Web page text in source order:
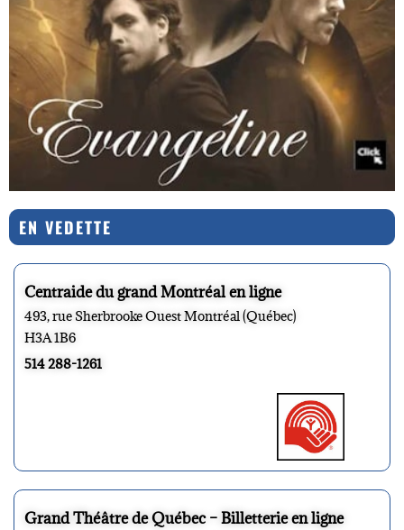
EN VEDETTE
Centraide du grand Montréal en ligne
493, rue Sherbrooke Ouest Montréal (Québec)
H3A 1B6
514 288-1261
Grand Théâtre de Québec – Billetterie en ligne